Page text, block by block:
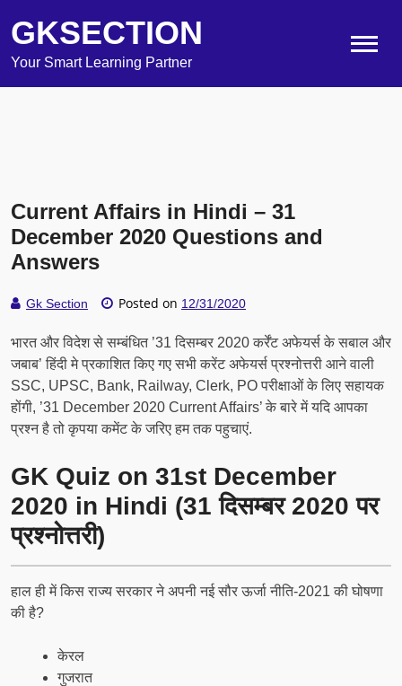
GKSECTION
Your Smart Learning Partner
Current Affairs in Hindi – 31
December 2020 Questions and
Answers
Gk Section Posted on 12/31/2020
भारत और विदेश से सम्बंधित ’31 दिसम्बर 2020 कर्रेंट अफेयर्स के सबाल और
जबाब’ हिंदी मे प्रकाशित किए गए सभी करेंट अफेयर्स प्रश्नोत्तरी आने वाली
SSC, UPSC, Bank, Railway, Clerk, PO परीक्षाओं के लिए सहायक
होंगी, ’31 December 2020 Current Affairs’ के बारे में यदि आपका
प्रश्न है तो कृपया कमेंट के जरिए हम तक पहुचाएं.
GK Quiz on 31st December
2020 in Hindi (31 दिसम्बर 2020 पर
प्रश्नोत्तरी)
हाल ही में किस राज्य सरकार ने अपनी नई सौर ऊर्जा नीति-2021 की घोषणा
की है?
केरल
गुजरात